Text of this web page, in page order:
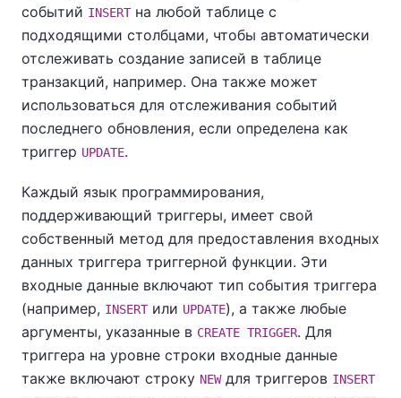
событий INSERTна любой таблице с
подходящими столбцами, чтобы автоматически
отслеживать создание записей в таблице
транзакций, например. Она также может
использоваться для отслеживания событий
последнего обновления, если определена как
триггер UPDATE.
Каждый язык программирования,
поддерживающий триггеры, имеет свой
собственный метод для предоставления входных
данных триггера триггерной функции. Эти
входные данные включают тип события триггера
(например, INSERTили UPDATE), а также любые
аргументы, указанные в CREATE TRIGGER. Для
триггера на уровне строки входные данные
также включают строку NEWдля триггеров INSERT